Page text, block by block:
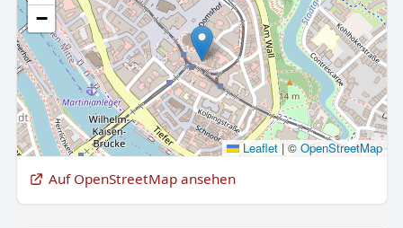
−
Leaflet |© OpenStreetMap
Auf OpenStreetMap ansehen